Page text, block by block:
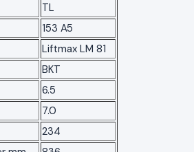
TL
153 A5
Liftmax LM 81
BKT
6.5
7.0
234